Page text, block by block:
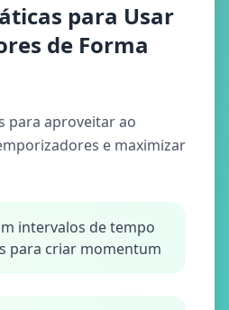
para Usar
de Forma
para aproveitar ao
e maximizar
intervalos de tempo
para criar momentum